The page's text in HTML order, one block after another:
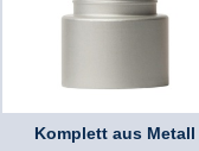
Komplett aus Metall